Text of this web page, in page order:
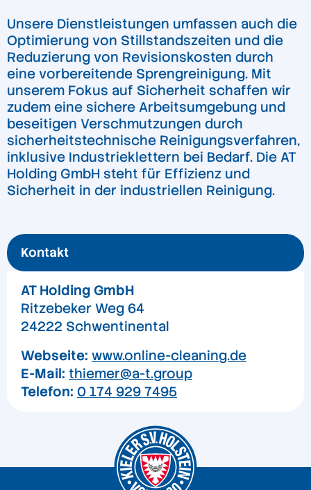
Unsere Dienstleistungen umfassen auch die
Optimierung von Stillstandszeiten und die
Reduzierung von Revisionskosten durch
eine vorbereitende Sprengreinigung. Mit
unserem Fokus auf Sicherheit schaffen wir
zudem eine sichere Arbeitsumgebung und
beseitigen Verschmutzungen durch
sicherheitstechnische Reinigungsverfahren,
inklusive Industrieklettern bei Bedarf. Die AT
Holding GmbH steht für Effizienz und
Sicherheit in der industriellen Reinigung.
Kontakt
AT Holding GmbH
Ritzebeker Weg 64
24222 Schwentinental
Webseite: www.online-cleaning.de
E-Mail: thiemer@a-t.group
Telefon: 0 174 929 7495